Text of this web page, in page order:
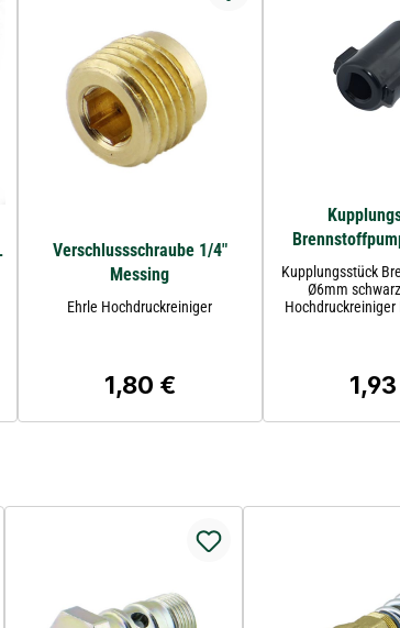
Verschlussschraube 1/4"
Messing
Ehrle Hochdruckreiniger
Regulärer Preis:
1,80 €
Ehrle
Kupplungsstück
Ø6mm